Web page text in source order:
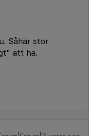
Såhär stor
att ha.